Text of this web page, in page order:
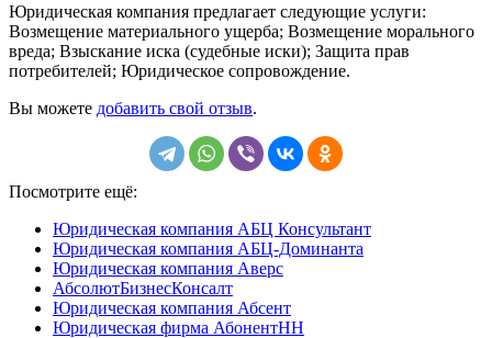
Юридическая компания предлагает следующие услуги:
Возмещение материального ущерба; Возмещение морального
вреда; Взыскание иска (судебные иски); Защита прав
потребителей; Юридическое сопровождение.
Вы можете добавить свой отзыв.
Посмотрите ещё:
Юридическая компания АБЦ Консультант
Юридическая компания АБЦ-Доминанта
Юридическая компания Аверс
АбсолютБизнесКонсалт
Юридическая компания Абсент
Юридическая фирма АбонентНН